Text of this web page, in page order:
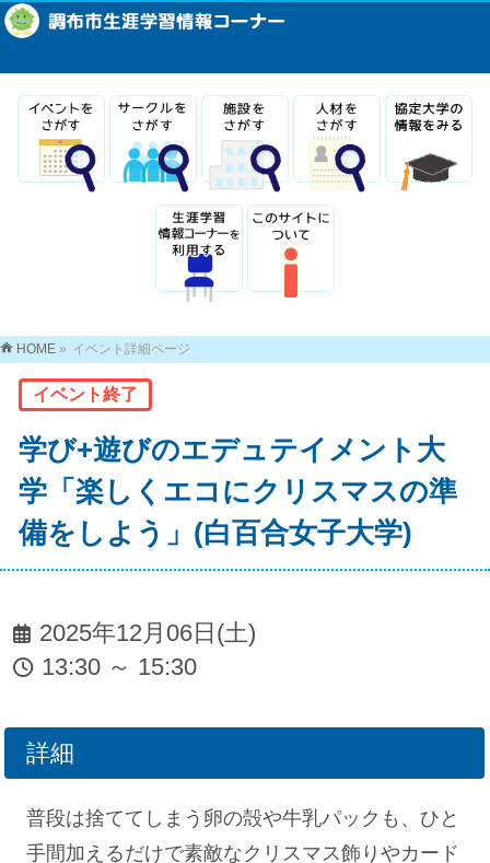
HOME » イベント詳細ページ
イベント終了
学び+遊びのエデュテイメント大
学「楽しくエコにクリスマスの準
備をしよう」(白百合女子大学)
2025年12月06日(土)
13:30 ～ 15:30
詳細
普段は捨ててしまう卵の殻や牛乳パックも、ひと
手間加えるだけで素敵なクリスマス飾りやカード